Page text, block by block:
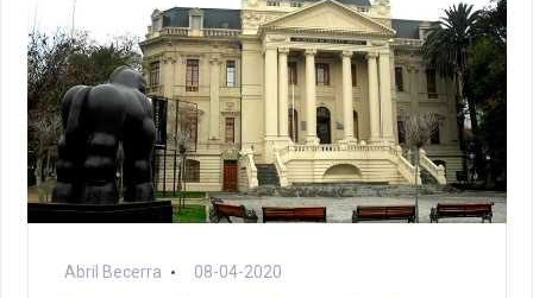
Abril Becerra 08-04-2020